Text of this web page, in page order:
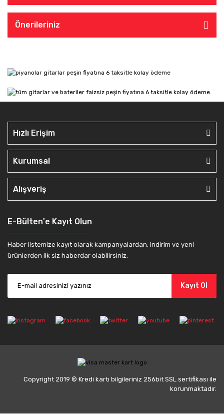
Önerileriniz
Hızlı Erişim
Kurumsal
Alışveriş
E-Bülten'e Kayıt Olun
Haber listemize kayıt olarak kampanyalardan, indirim ve yeni
ürünlerden ilk siz haberdar olabilirsiniz.
Kayıt Ol
Copyright 2019 © Kredi kartı bilgileriniz 256bit SSL sertifikası ile
korunmaktadır.